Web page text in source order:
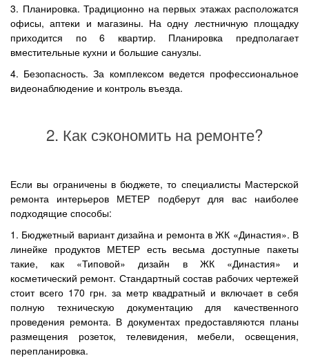
3. Планировка. Традиционно на первых этажах расположатся
офисы, аптеки и магазины. На одну лестничную площадку
приходится по 6 квартир. Планировка предполагает
вместительные кухни и большие санузлы.
4. Безопасность. За комплексом ведется профессиональное
видеонаблюдение и контроль въезда.
2. Как сэкономить на ремонте?
Если вы ограничены в бюджете, то специалисты Мастерской
ремонта интерьеров МЕТЕР подберут для вас наиболее
подходящие способы:
1. Бюджетный вариант дизайна и ремонта в ЖК «Династия». В
линейке продуктов МЕТЕР есть весьма доступные пакеты
такие, как «Типовой» дизайн в ЖК «Династия» и
косметический ремонт. Стандартный состав рабочих чертежей
стоит всего 170 грн. за метр квадратный и включает в себя
полную техническую документацию для качественного
проведения ремонта. В документах предоставляются планы
размещения розеток, телевидения, мебели, освещения,
перепланировка.